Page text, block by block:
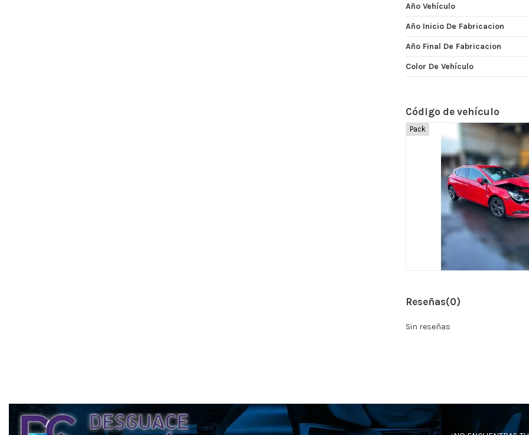
Año Vehículo
Año Inicio De Fabricacion
Año Final De Fabricacion
Color De Vehículo
Código de vehículo
Pack
Reseñas(0)
Sin reseñas